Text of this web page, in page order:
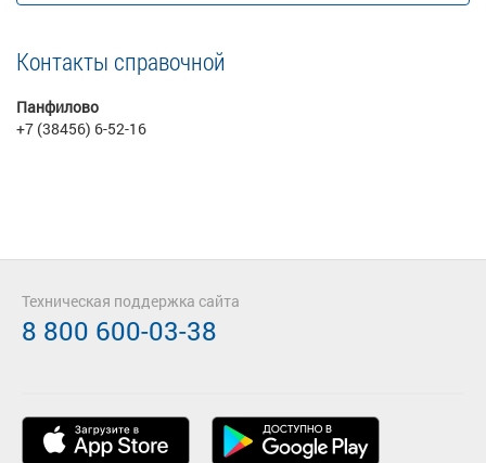
Контакты справочной
Панфилово
+7 (38456) 6-52-16
Техническая поддержка сайта
8 800 600-03-38